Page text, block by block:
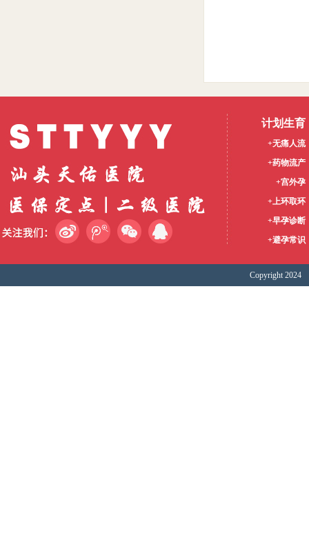
计划生育
+无痛人流
+药物流产
+宫外孕
+上环取环
+早孕诊断
+避孕常识
Copyright 2024